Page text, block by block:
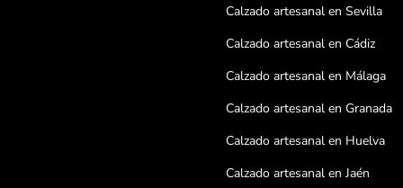
Calzado artesanal en Sevilla
Calzado artesanal en Cádiz
Calzado artesanal en Málaga
Calzado artesanal en Granada
Calzado artesanal en Huelva
Calzado artesanal en Jaén